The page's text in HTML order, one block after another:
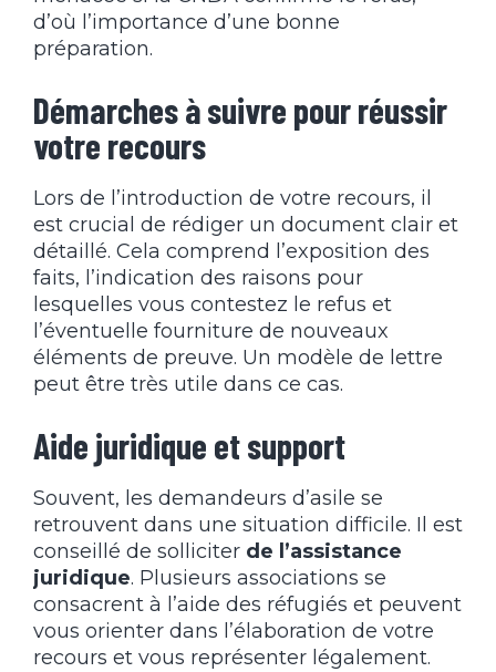
d’où l’importance d’une bonne
préparation.
Démarches à suivre pour réussir
votre recours
Lors de l’introduction de votre recours, il
est crucial de rédiger un document clair et
détaillé. Cela comprend l’exposition des
faits, l’indication des raisons pour
lesquelles vous contestez le refus et
l’éventuelle fourniture de nouveaux
éléments de preuve. Un modèle de lettre
peut être très utile dans ce cas.
Aide juridique et support
Souvent, les demandeurs d’asile se
retrouvent dans une situation difficile. Il est
conseillé de solliciter de l’assistance
juridique. Plusieurs associations se
consacrent à l’aide des réfugiés et peuvent
vous orienter dans l’élaboration de votre
recours et vous représenter légalement.